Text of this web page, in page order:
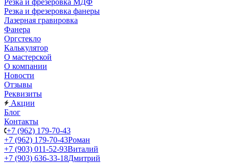
Резка и фрезеровка МДФ
Резка и фрезеровка фанеры
Лазерная гравировка
Фанера
Орг­стек­ло
Калькулятор
О мастерской
О компании
Новости
Отзывы
Реквизиты
Акции
Блог
Контакты
+7 (962) 179-70-43
+7 (962) 179-70-43Роман
+7 (903) 011-52-93Виталий
+7 (903) 636-33-18Дмитрий